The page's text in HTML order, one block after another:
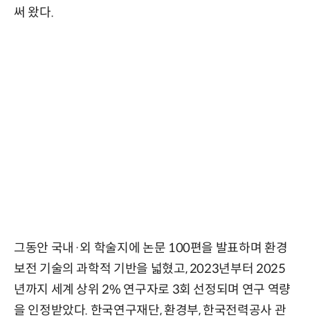
써 왔다.
그동안 국내·외 학술지에 논문 100편을 발표하며 환경
보전 기술의 과학적 기반을 넓혔고, 2023년부터 2025
년까지 세계 상위 2% 연구자로 3회 선정되며 연구 역량
을 인정받았다. 한국연구재단, 환경부, 한국전력공사 관